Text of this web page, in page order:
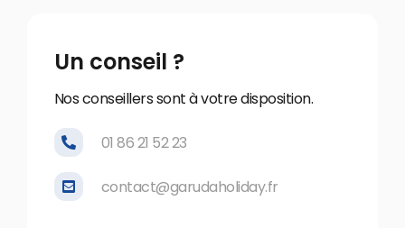
Un conseil ?
Nos conseillers sont à votre disposition.
01 86 21 52 23
contact@garudaholiday.fr